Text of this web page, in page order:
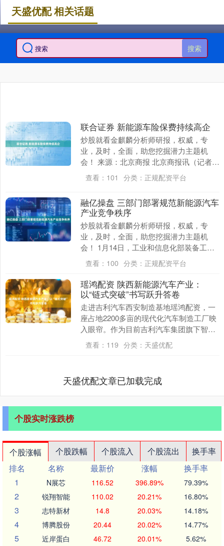
搜索
天盛优配 相关话题
联合证券 新能源车险保费持续高企
炒股就看金麒麟分析师研报，权威，专
业，及时，全面，助您挖掘潜力主题机
会！ 来源：北京商报 北京商报讯（记者
李秀梅）作为关乎数亿消费者利益的保险
产品和财险业第一....
查看： 101 分类： 正规配资平台
融亿操盘 三部门部署规范新能源汽车
产业竞争秩序
炒股就看金麒麟分析师研报，权威，专
业，及时，全面，助您挖掘潜力主题机
会！ 1月14日，工业和信息化部装备工业
一司、国家发展改革委产业发展司、市场
监管总局价格监督....
查看： 100 分类： 正规配资平台
瑶鸿配资 陕西新能源汽车产业：
以“链式突破”书写跃升答卷
走进吉利汽车西安制造基地瑶鸿配资，一
座占地2200多亩的现代化汽车制造工厂映
入眼帘。作为目前吉利汽车集团旗下智能
化程度最高的整车生产基地，这里平均一
分钟就有一辆....
查看： 119 分类： 天盛优配
天盛优配文章已加载完成
个股实时涨跌榜
个股涨幅 个股跌幅 个股流入 个股流出
换手率
排名
名称 最新价 涨幅
换手率
1
N展芯 116.52 396.89% 79.39%
2 锐翔智能 110.02 20.21% 16.80%
3 志特新材 14.8 20.03% 14.18%
4 博腾股份 20.44 20.02% 14.77%
5 近岸蛋白 46.72 20.01% 5.62%